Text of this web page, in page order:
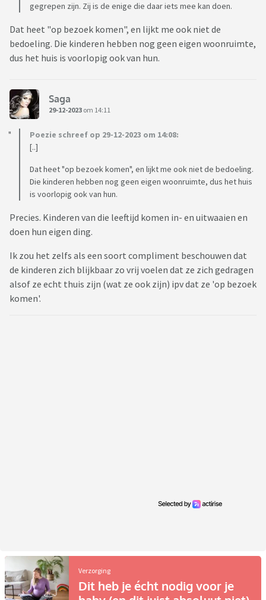
gegrepen zijn. Zij is de enige die daar iets mee kan doen.
Dat heet "op bezoek komen", en lijkt me ook niet de
bedoeling. Die kinderen hebben nog geen eigen woonruimte,
dus het huis is voorlopig ook van hun.
Saga
29-12-2023 om 14:11
Poezie schreef op 29-12-2023 om 14:08:
[..]
Dat heet "op bezoek komen", en lijkt me ook niet de bedoeling.
Die kinderen hebben nog geen eigen woonruimte, dus het huis
is voorlopig ook van hun.
Precies. Kinderen van die leeftijd komen in- en uitwaaien en
doen hun eigen ding.
Ik zou het zelfs als een soort compliment beschouwen dat
de kinderen zich blijkbaar zo vrij voelen dat ze zich gedragen
alsof ze echt thuis zijn (wat ze ook zijn) ipv dat ze 'op bezoek
komen'.
Verzorging
Dit heb je écht nodig voor je